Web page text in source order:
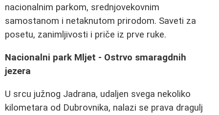
nacionalnim parkom, srednjovekovnim
samostanom i netaknutom prirodom. Saveti za
posetu, zanimljivosti i priče iz prve ruke.
Nacionalni park Mljet - Ostrvo smaragdnih
jezera
U srcu južnog Jadrana, udaljen svega nekoliko
kilometara od Dubrovnika, nalazi se prava dragulj